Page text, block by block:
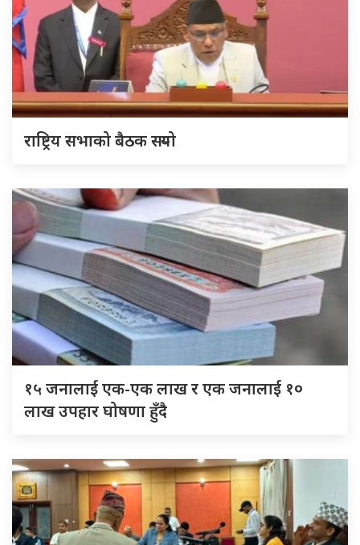
राष्ट्रिय सभाको बैठक सर्‍यो
१५ जनालाई एक-एक लाख र एक जनालाई १०
लाख उपहार घोषणा हुँदै